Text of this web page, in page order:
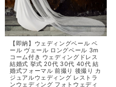
【即納】ウェディングベール ベ
ール ヴェール ロングベール 3m
コーム付き ウェディングドレス
結婚式 挙式 20代 30代 40代 結
婚式フォーマル 前撮り 後撮り カ
ジュアルウェディング レストラ
ンウェディング フォトウェディ